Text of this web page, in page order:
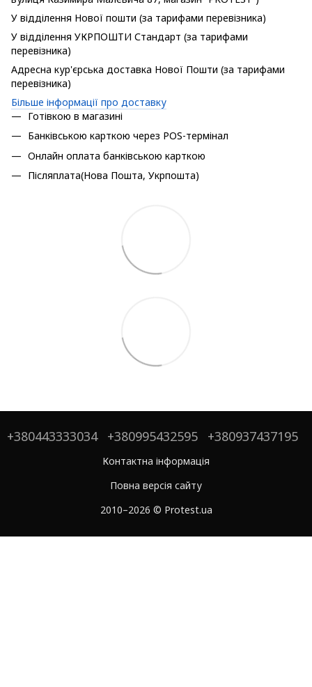
У відділення Нової пошти (за тарифами перевізника)
У відділення УКРПОШТИ Стандарт (за тарифами
перевізника)
Адресна кур'єрська доставка Нової Пошти (за тарифами
перевізника)
Більше інформації про доставку
Готівкою в магазині
Банківською карткою через POS-термінал
Онлайн оплата банківською карткою
Післяплата(Нова Пошта, Укрпошта)
+380443333034 +380995432595 +380937437195
Контактна інформація
Повна версія сайту
2010–2026 © Protest.ua